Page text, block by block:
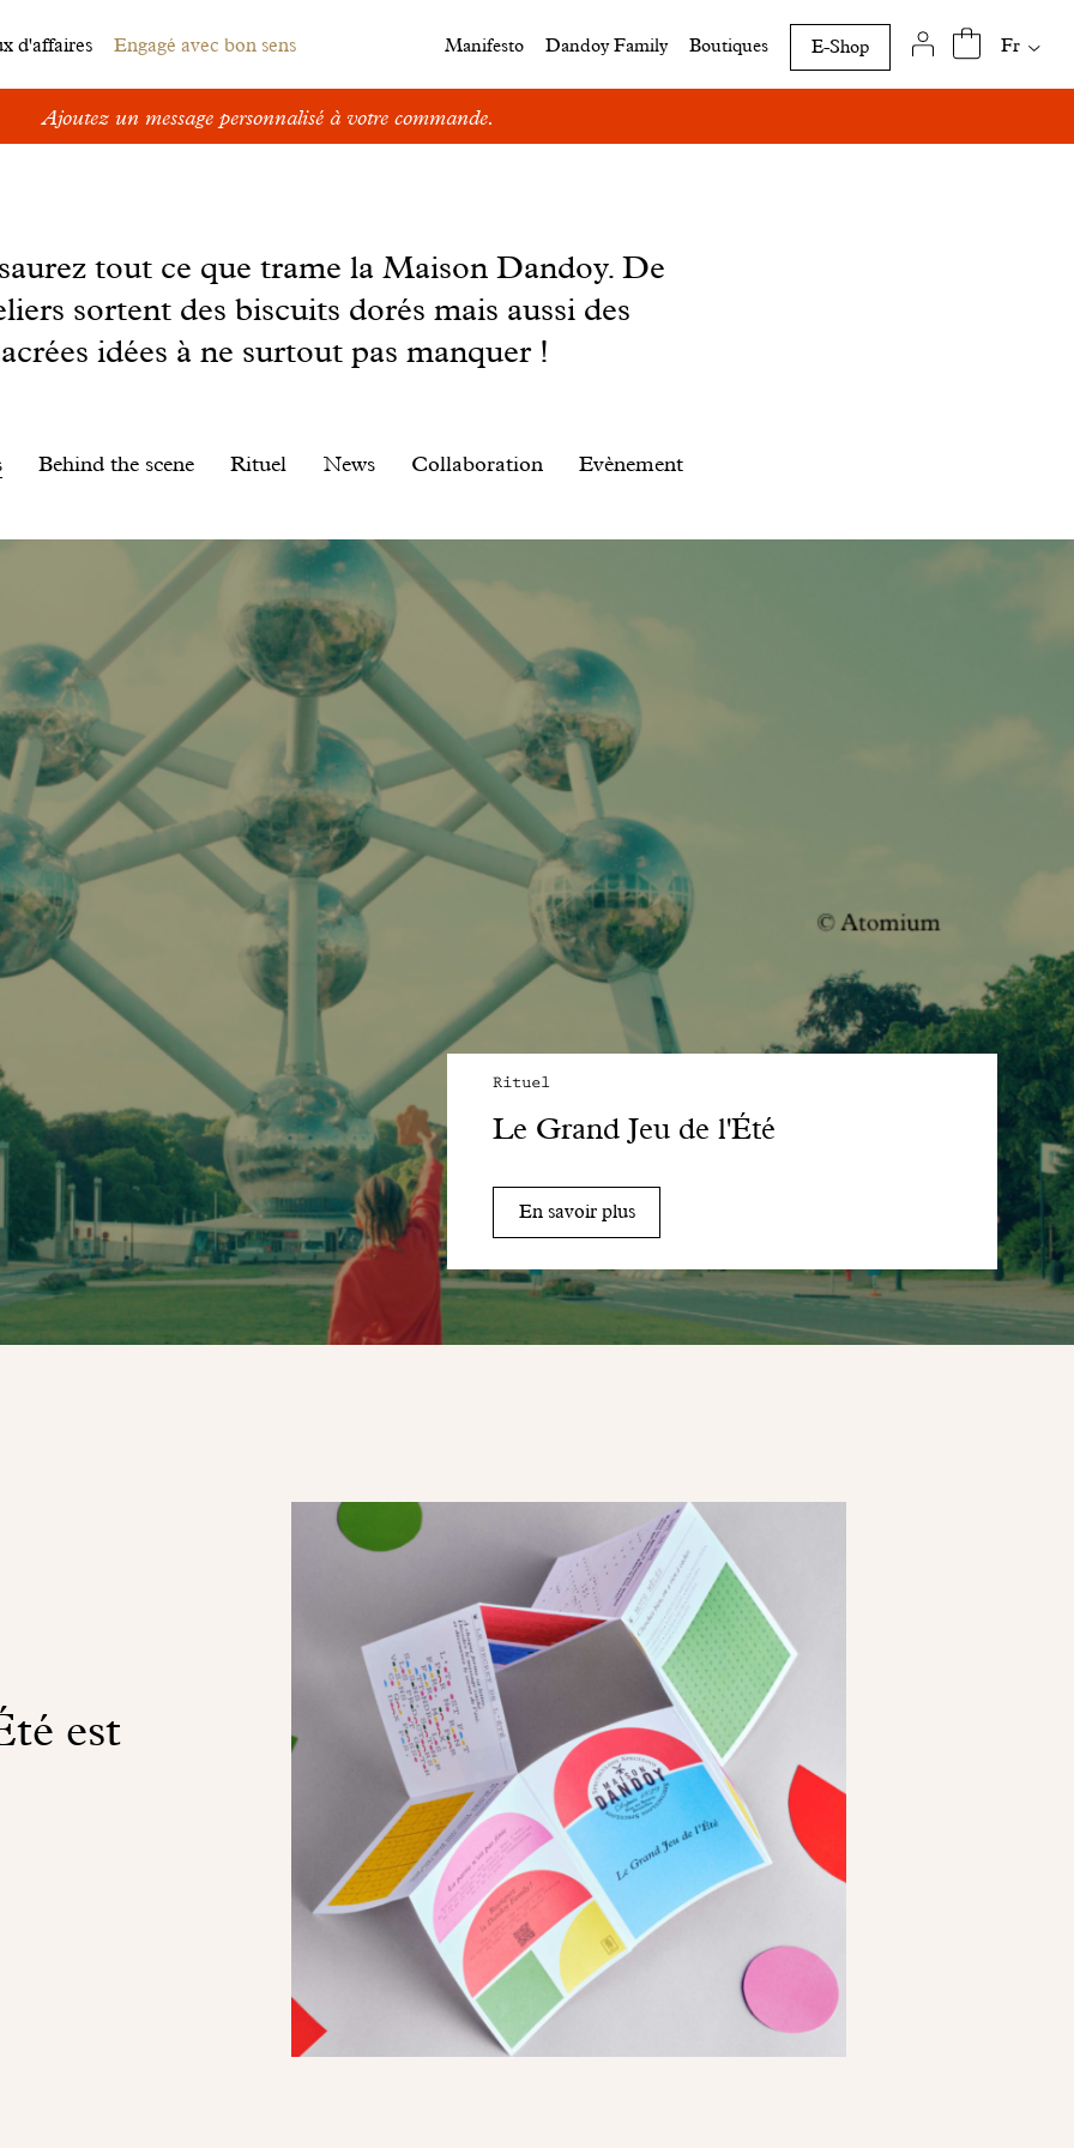
d'affaires Engagé avec bon sens Manifesto Dandoy Family Boutiques E-Shop
cette
Fr
Ajoutez un message personnalisé à votre commande.
tout ce que trame la Maison Dandoy. De
sortent des biscuits dorés mais aussi des
idées à ne surtout pas manquer !
Behind the scene Rituel News Collaboration Evènement
Rituel
Le Grand Jeu de l'Été
En savoir plus
est